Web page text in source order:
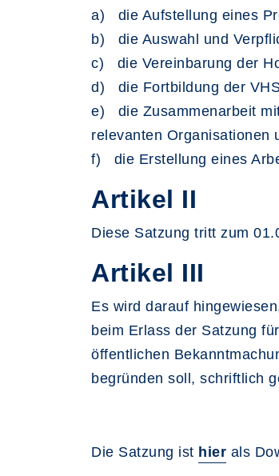
a) die Aufstellung eines
b) die Auswahl und
c) die Vereinbarung der
d) die Fortbildung der
e) die Zusammenarbeit
relevanten Organisationen
f) die Erstellung eines
Artikel II
Diese Satzung tritt zum
Artikel III
Es wird darauf
beim Erlass der Satzung
öffentlichen
begründen soll, schriftlich
Die Satzung ist hier als